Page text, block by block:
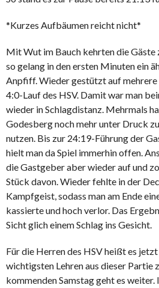
*Kurzes Aufbäumen reicht nicht*
Mit Wut im Bauch kehrten die Gäste
so gelang in den ersten Minuten ein
Anpfiff. Wieder gestützt auf
4:0-Lauf des HSV. Damit war man
wieder in Schlagdistanz. Mehrmals
Godesberg noch mehr unter Druck
nutzen. Bis zur 24:19-Führung der
hielt man da Spiel immerhin offen.
die Gastgeber aber wieder auf und
Stück davon. Wieder fehlte in der
Kampfgeist, sodass man am Ende
kassierte und hoch verlor. Das
Sicht glich einem Schlag ins Gesicht.
Für die Herren des HSV heißt es
wichtigsten Lehren aus dieser Partie
kommenden Samstag geht es weiter.